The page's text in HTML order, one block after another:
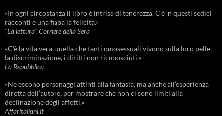
«In ogni circostanza il libro è intriso di tenerezza. C'è in questi sedici
racconti e una fiaba la felicità.»
"La lettura" Corriere della Sera
«C’è la vita vera, quella che tanti omosessuali vivono sulla loro pelle,
la discriminazione, i diritti non riconosciuti.»
La Repubblica
«Ne escono personaggi attinti alla fantasia, ma anche all’esperienza
diretta dell’autore, per mostrare che non ci sono limiti alla
declinazione degli affetti.»
Affaritaliani.it